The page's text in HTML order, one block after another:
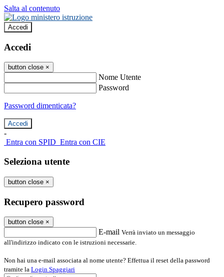
Salta al contenuto
Accedi
Accedi
button close ×
Nome Utente
Password
Password dimenticata?
-
Entra con SPID Entra con CIE
Seleziona utente
button close ×
Recupero password
button close ×
E-mail Verrà inviato un messaggio
all'indirizzo indicato con le istruzioni necessarie.
Non hai una e-mail associata al nome utente? Effettua il reset della password
tramite la Login Spaggiari